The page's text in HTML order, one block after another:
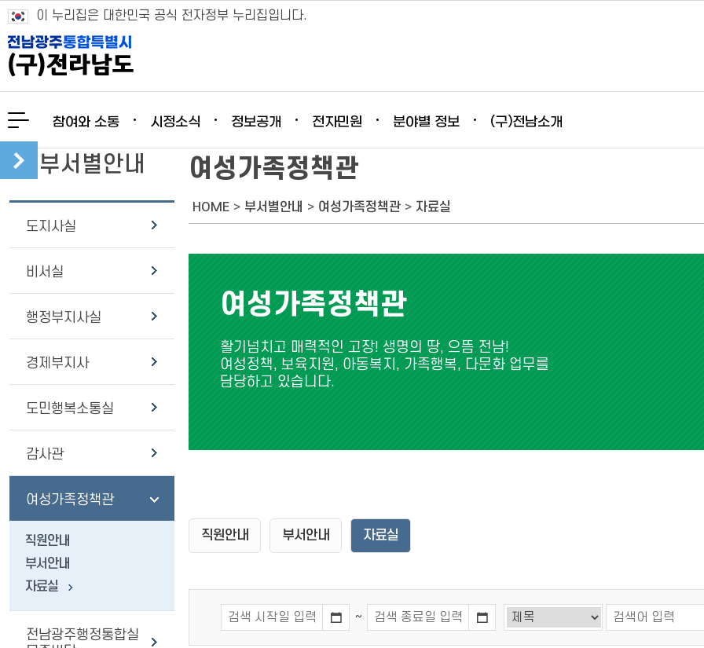
이 누리집은 대한민국 공식 전자정부 누리집입니다.
참여와 소통 시정소식 정보공개 전자민원 분야별 정보 (구)전남소개
부서별안내
도지사실
비서실
행정부지사실
경제부지사
도민행복소통실
감사관
여성가족정책관
직원안내
부서안내
자료실
전남광주행정통합실
여성가족정책관
HOME > 부서별안내 > 여성가족정책관> 자료실
여성가족정책관
활기넘치고 매력적인 고장! 생명의 땅, 으뜸 전남!
여성정책, 보육지원, 아동복지, 가족행복, 다문화 업무를
담당하고 있습니다.
직원안내 부서안내 자료실
~